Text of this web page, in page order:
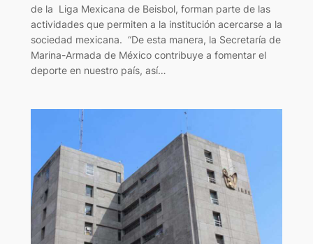
de la Liga Mexicana de Beisbol, forman parte de las
actividades que permiten a la institución acercarse a la
sociedad mexicana. “De esta manera, la Secretaría de
Marina-Armada de México contribuye a fomentar el
deporte en nuestro país, así…